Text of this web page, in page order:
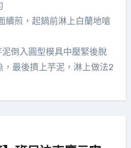
續煎，起鍋前淋上白蘭地嗆
倒入圓型模具中壓緊後脫
最後擠上芋泥，淋上做法2